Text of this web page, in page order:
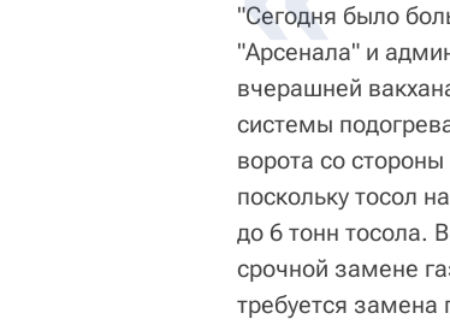
"Сегодня было
"Арсенала" и
вчерашней
системы
ворота со
поскольку тосол
до 6 тонн тосола.
срочной замене
требуется замена